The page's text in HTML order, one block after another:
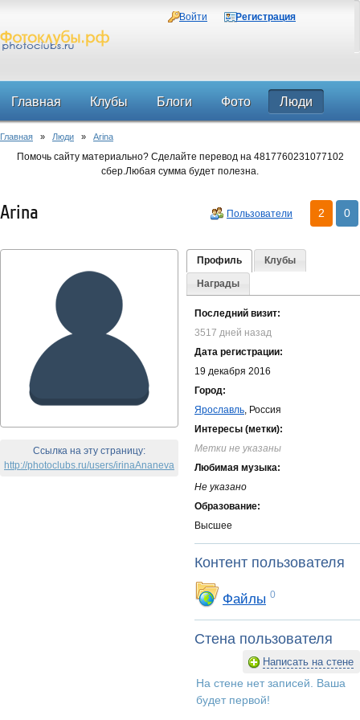
Войти Регистрация
Главная Клубы Блоги Фото Люди
Форум
Главная » Люди » Arina
Помочь сайту материально? Сделайте перевод на 4817760231077102
сбер.Любая сумма будет полезна.
2 0
Пользователи
Arina
Ссылка на эту страницу:
http://photoclubs.ru/users/irinaAnaneva
Профиль Клубы
Награды
Последний визит:
3517 дней назад
Дата регистрации:
19 декабря 2016
Город:
Ярославль, Россия
Интересы (метки):
Метки не указаны
Любимая музыка:
Не указано
Образование:
Высшее
Контент пользователя
Файлы 0
Стена пользователя
Написать на стене
На стене нет записей. Ваша
будет первой!